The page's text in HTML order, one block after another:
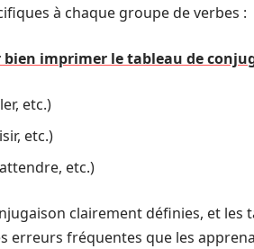
à chaque groupe de verbes :
bien imprimer le tableau de
etc.)
etc.)
etc.)
clairement définies, et les
erreurs fréquentes que les